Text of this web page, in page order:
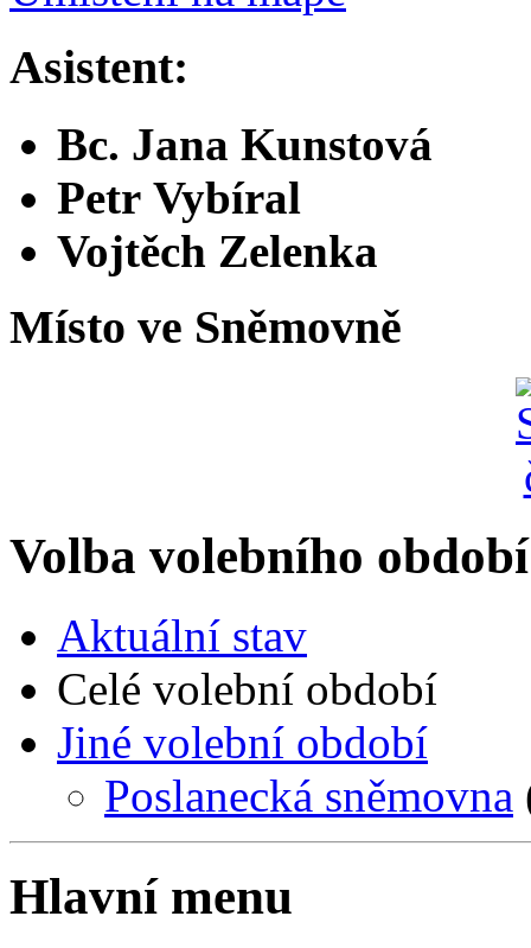
Asistent:
Bc. Jana Kunstová
Petr Vybíral
Vojtěch Zelenka
Místo ve Sněmovně
Volba volebního období
Aktuální stav
Celé volební období
Jiné volební období
Poslanecká sněmovna
Hlavní menu